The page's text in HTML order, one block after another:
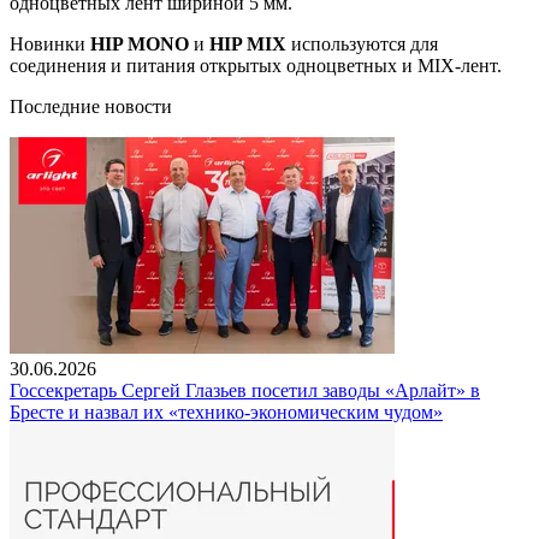
Новинки HIP MONO и HIP MIX используются для
соединения и питания открытых одноцветных и MIX-лент.
Последние новости
30.06.2026
Госсекретарь Сергей Глазьев посетил заводы «Арлайт» в
Бресте и назвал их «технико-экономическим чудом»